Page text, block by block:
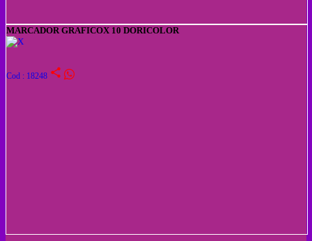
MARCADOR GRAFICOX 10 DORICOLOR
Cod : 18248 share